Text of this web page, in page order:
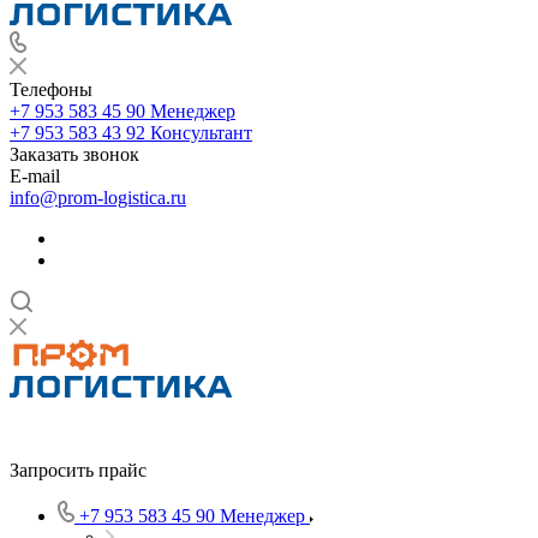
Телефоны
+7 953 583 45 90 Менеджер
+7 953 583 43 92 Консультант
Заказать звонок
E-mail
info@prom-logistica.ru
Запросить прайс
+7 953 583 45 90 Менеджер